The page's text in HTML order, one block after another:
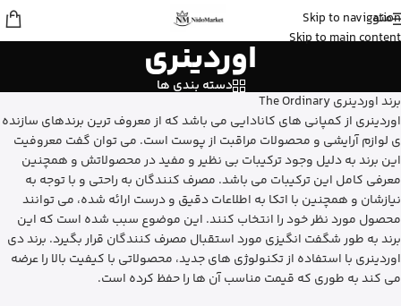
Skip to navigation
Skip to main content
منو
اوردینری
دسته بندی ها
برند اوردینری The Ordinary
اوردینری از کمپانی های کانادایی می باشد که از معروف ترین برندهای سازنده
ی لوازم آرایشی و محصولات مراقبت از پوست است. می توان گفت معروفیت
این برند به دلیل وجود ترکیبات بی نظیر و مفید در محصولاتش و همچنین
معرفی کامل این ترکیبات می باشد. مصرف کنندگان به راحتی و با توجه به
نیازشان و همچنین با اتکا به اطلاعات دقیق و درست ارائه شده، می توانند
محصول مورد نظر خود را انتخاب کنند. این موضوع سبب شده است که این
برند به طور شگفت انگیزی مورد استقبال مصرف کنندگان قرار بگیرد. برند دی
اوردینری با استفاده از تکنولوژی های جدید، محصولاتی با کیفیت بالا را عرضه
می کند به طوری که قیمت مناسب آن ها را حفظ کرده است.
شایلیاز تهران
ژل شستشوی بدن ویکتوریا سکرت رو